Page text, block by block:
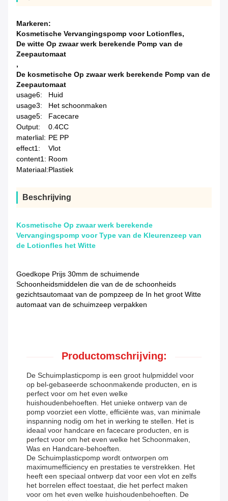
Markeren:
Kosmetische Vervangingspomp voor Lotionfles,
De witte Op zwaar werk berekende Pomp van de
Zeepautomaat
,
De kosmetische Op zwaar werk berekende Pomp van de
Zeepautomaat
usage6:
Huid
usage3:
Het schoonmaken
usage5:
Facecare
Output:
0.4CC
materlial: PE PP
effect1:
Vlot
content1: Room
Materiaal:Plastiek
Beschrijving
Kosmetische Op zwaar werk berekende
Vervangingspomp voor Type van de Kleurenzeep van
de Lotionfles het Witte
Goedkope Prijs 30mm de schuimende
Schoonheidsmiddelen die van de de schoonheids
gezichtsautomaat van de pompzeep de In het groot Witte
automaat van de schuimzeep verpakken
Productomschrijving:
De Schuimplasticpomp is een groot hulpmiddel voor
op bel-gebaseerde schoonmakende producten, en is
perfect voor om het even welke
huishoudenbehoeften. Het unieke ontwerp van de
pomp voorziet een vlotte, efficiënte was, van minimale
inspanning nodig om het in werking te stellen. Het is
ideaal voor handcare en facecare producten, en is
perfect voor om het even welke het Schoonmaken,
Was en Handcare-behoeften.
De Schuimplasticpomp wordt ontworpen om
maximumefficiency en prestaties te verstrekken. Het
heeft een speciaal ontwerp dat voor een vlot en zelfs
het borrelen effect toestaat, die het perfect maken
voor om het even welke huishoudenbehoeften. De